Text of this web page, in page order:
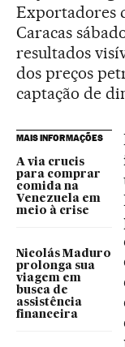
Exportadores
Caracas
resultados
dos preços
captação de
MAIS INFORMAÇÕES
A via crucis
para comprar
comida na
Venezuela em
meio à crise
Nicolás Maduro
prolonga sua
viagem em
busca de
assistência
financeira